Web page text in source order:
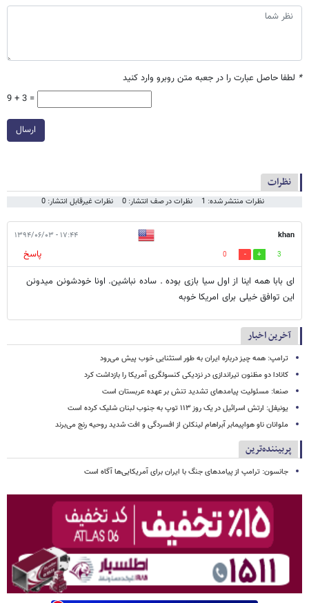
* لطفا حاصل عبارت را در جعبه متن روبرو وارد کنید
9 + 3 =
ارسال
نظرات
نظرات منتشر شده: 1 نظرات در صف انتشار: 0 نظرات غیرقابل انتشار: 0
khan ۱۷:۴۴ - ۱۳۹۴/۰۶/۰۳
3
0
پاسخ
ای بابا همه اینا از اول سیا بازی بوده . ساده نباشین. اونا خودشونن میدونن
این توافق خیلی برای امریکا خوبه
آخرین اخبار
ترامپ: همه چیز درباره ایران به طور استثنایی خوب پیش می‌رود
کانادا دو مظنون تیراندازی در نزدیکی کنسولگری آمریکا را بازداشت کرد
صنعا: مسئولیت پیامدهای تشدید تنش بر عهده عربستان است
یونیفل: ارتش اسرائیل در یک روز ۱۱۳ توپ به جنوب لبنان شلیک کرده است
ملوانان ناو هواپیمابر آبراهام لینکلن از افسردگی و افت شدید روحیه رنج می‌برند
پربیننده‌ترین
جانسون: ترامپ از پیامدهای جنگ با ایران برای آمریکایی‌ها آگاه است